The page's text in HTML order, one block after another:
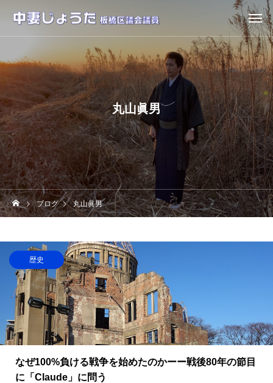
丸山眞男
ブログ 丸山眞男
歴史
なぜ100%負ける戦争を始めたのかーー戦後80年の節目
に「Claude」に問う